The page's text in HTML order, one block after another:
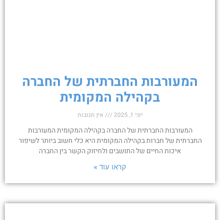
המעורבות החברתית של החברה
בקהילה המקומית
יוני 1, 2025 אין תגובות
המעורבות החברתית של החברה בקהילה המקומית המעורבות
החברתית של חברות בקהילה המקומית היא כלי חשוב ביותר לשיפור
איכות החיים של התושבים ולחיזוק הקשר בין החברה
קראו עוד »